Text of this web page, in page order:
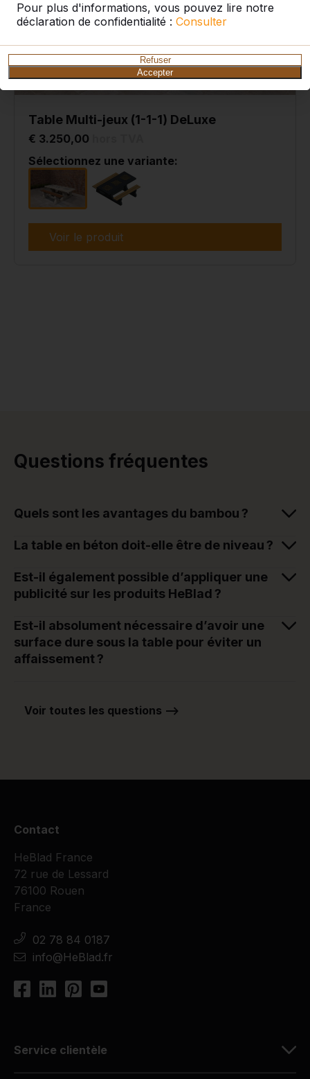
Pour plus d'informations, vous pouvez lire notre
déclaration de confidentialité : Consulter
Refuser
Accepter
Table Multi-jeux (1-1-1) DeLuxe
€ 3.250,00
Sélectionnez une variante:
Voir le produit
Questions fréquentes
Quels sont les avantages du bambou ?
La table en béton doit-elle être de niveau ?
Est-il également possible d’appliquer une
publicité sur les produits HeBlad ?
Est-il absolument nécessaire d’avoir une
surface dure sous la table pour éviter un
affaissement ?
Voir toutes les questions -->
Contact
HeBlad France
72 rue de Lessard
76100 Rouen
France
02 78 84 0187
info@HeBlad.fr
Service clientèle